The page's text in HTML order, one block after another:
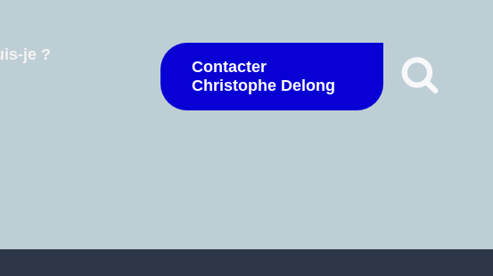
je ?
Contacter
Christophe Delong